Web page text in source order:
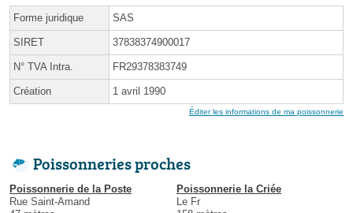
Forme juridique SAS
SIRET 37838374900017
N° TVA Intra. FR29378383749
Création 1 avril 1990
Éditer les informations de ma poissonnerie
Poissonneries proches
Poissonnerie de la Poste
Rue Saint-Amand
Poissonnerie la Criée
Le Fr